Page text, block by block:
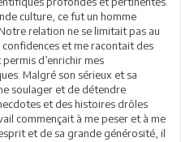
culture, ce fut un homme
relation ne se limitait pas au
et me racontait des
d’enrichir mes
Malgré son sérieux et sa
soulager et de détendre
et des histoires drôles
commençait à me peser et à me
et de sa grande générosité, il